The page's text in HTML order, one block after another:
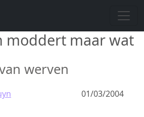
gaan
moddert maar wat
werven
01/03/2004